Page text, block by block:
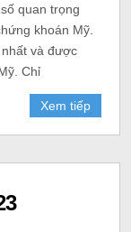
quan trọng
khoán Mỹ.
và được
Chỉ
Xem tiếp